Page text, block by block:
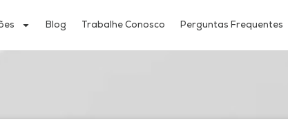
Blog Trabalhe Conosco Perguntas Frequentes